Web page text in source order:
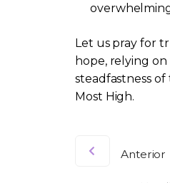
Let us pray for
hope, relying
steadfastness of
Most High.
Anterior